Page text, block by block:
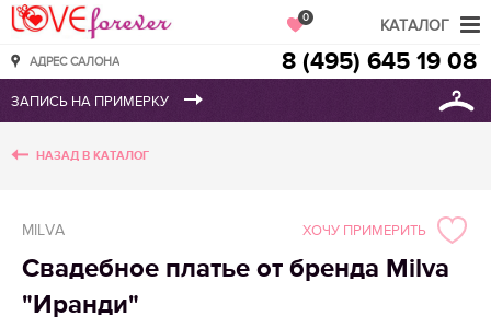
Love Forever
АДРЕС САЛОНА
0
8 (495) 645 19 08
НАЗАД В КАТАЛОГ
MILVA
Свадебное платье от бренда Milva
"Иранди"
ХОЧУ ПРИМЕРИТЬ
КАТАЛОГ